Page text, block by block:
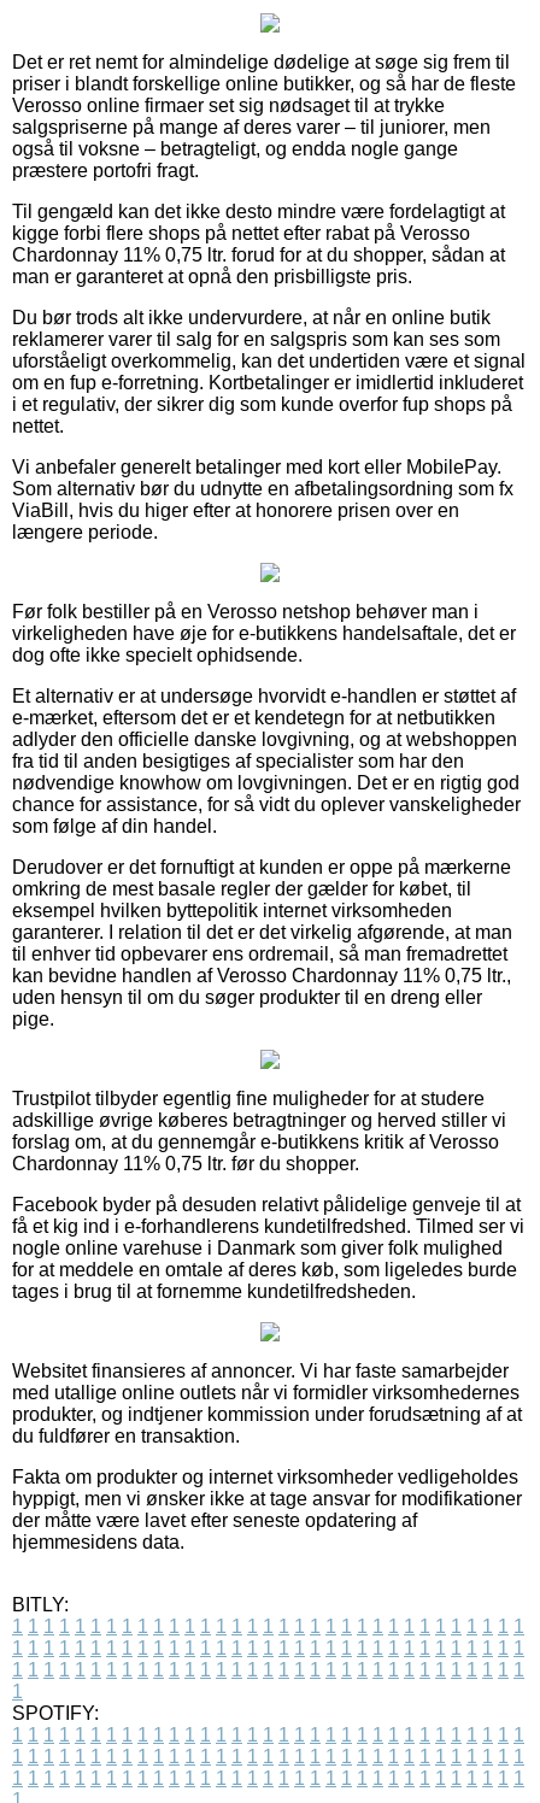
Det er ret nemt for almindelige dødelige at søge sig frem til
priser i blandt forskellige online butikker, og så har de fleste
Verosso online firmaer set sig nødsaget til at trykke
salgspriserne på mange af deres varer – til juniorer, men
også til voksne – betragteligt, og endda nogle gange
præstere portofri fragt.
Til gengæld kan det ikke desto mindre være fordelagtigt at
kigge forbi flere shops på nettet efter rabat på Verosso
Chardonnay 11% 0,75 ltr. forud for at du shopper, sådan at
man er garanteret at opnå den prisbilligste pris.
Du bør trods alt ikke undervurdere, at når en online butik
reklamerer varer til salg for en salgspris som kan ses som
uforståeligt overkommelig, kan det undertiden være et signal
om en fup e-forretning. Kortbetalinger er imidlertid inkluderet
i et regulativ, der sikrer dig som kunde overfor fup shops på
nettet.
Vi anbefaler generelt betalinger med kort eller MobilePay.
Som alternativ bør du udnytte en afbetalingsordning som fx
ViaBill, hvis du higer efter at honorere prisen over en
længere periode.
Før folk bestiller på en Verosso netshop behøver man i
virkeligheden have øje for e-butikkens handelsaftale, det er
dog ofte ikke specielt ophidsende.
Et alternativ er at undersøge hvorvidt e-handlen er støttet af
e-mærket, eftersom det er et kendetegn for at netbutikken
adlyder den officielle danske lovgivning, og at webshoppen
fra tid til anden besigtiges af specialister som har den
nødvendige knowhow om lovgivningen. Det er en rigtig god
chance for assistance, for så vidt du oplever vanskeligheder
som følge af din handel.
Derudover er det fornuftigt at kunden er oppe på mærkerne
omkring de mest basale regler der gælder for købet, til
eksempel hvilken byttepolitik internet virksomheden
garanterer. I relation til det er det virkelig afgørende, at man
til enhver tid opbevarer ens ordremail, så man fremadrettet
kan bevidne handlen af Verosso Chardonnay 11% 0,75 ltr.,
uden hensyn til om du søger produkter til en dreng eller
pige.
Trustpilot tilbyder egentlig fine muligheder for at studere
adskillige øvrige køberes betragtninger og herved stiller vi
forslag om, at du gennemgår e-butikkens kritik af Verosso
Chardonnay 11% 0,75 ltr. før du shopper.
Facebook byder på desuden relativt pålidelige genveje til at
få et kig ind i e-forhandlerens kundetilfredshed. Tilmed ser vi
nogle online varehuse i Danmark som giver folk mulighed
for at meddele en omtale af deres køb, som ligeledes burde
tages i brug til at fornemme kundetilfredsheden.
Websitet finansieres af annoncer. Vi har faste samarbejder
med utallige online outlets når vi formidler virksomhedernes
produkter, og indtjener kommission under forudsætning af at
du fuldfører en transaktion.
Fakta om produkter og internet virksomheder vedligeholdes
hyppigt, men vi ønsker ikke at tage ansvar for modifikationer
der måtte være lavet efter seneste opdatering af
hjemmesidens data.
BITLY:
1 1 1 1 1 1 1 1 1 1 1 1 1 1 1 1 1 1 1 1 1 1 1 1 1 1 1 1 1 1 1 1 1
1 1 1 1 1 1 1 1 1 1 1 1 1 1 1 1 1 1 1 1 1 1 1 1 1 1 1 1 1 1 1 1 1
1 1 1 1 1 1 1 1 1 1 1 1 1 1 1 1 1 1 1 1 1 1 1 1 1 1 1 1 1 1 1 1 1
1
SPOTIFY:
1 1 1 1 1 1 1 1 1 1 1 1 1 1 1 1 1 1 1 1 1 1 1 1 1 1 1 1 1 1 1 1 1
1 1 1 1 1 1 1 1 1 1 1 1 1 1 1 1 1 1 1 1 1 1 1 1 1 1 1 1 1 1 1 1 1
1 1 1 1 1 1 1 1 1 1 1 1 1 1 1 1 1 1 1 1 1 1 1 1 1 1 1 1 1 1 1 1 1